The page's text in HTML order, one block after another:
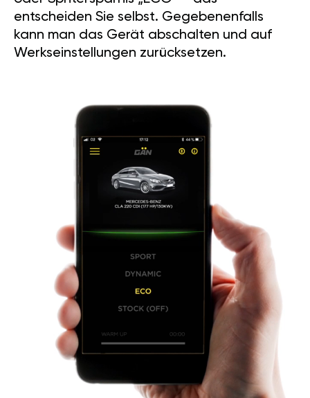
entscheiden Sie selbst. Gegebenenfalls
kann man das Gerät abschalten und auf
Werkseinstellungen zurücksetzen.